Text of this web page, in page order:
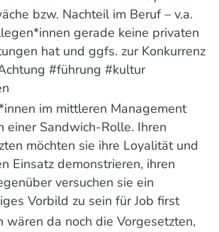
bzw. Nachteil im Beruf – v.a.
gerade keine privaten
hat und ggfs. zur Konkurrenz
#führung #kultur
im mittleren Management
einer Sandwich-Rolle. Ihren
möchten sie ihre Loyalität und
Einsatz demonstrieren, ihren
versuchen sie ein
Vorbild zu sein für Job first
wären da noch die Vorgesetzten,